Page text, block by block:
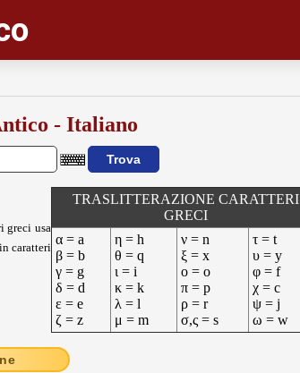
- Italiano
greci usa
caratteri
TRASLITTERAZIONE CARATTERI
GRECI
α = a
β = b
γ = g
δ = d
ε = e
ζ = z
η = h
θ = q
ι = i
κ = k
λ = l
μ = m
ν = n
ξ = x
ο = o
π = p
ρ = r
σ,ς = s
τ = t
υ = y
φ = f
χ = c
ψ = j
ω = w